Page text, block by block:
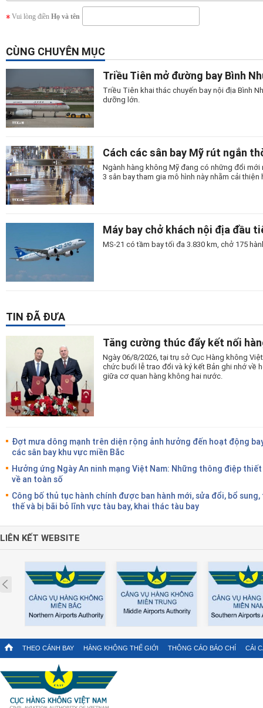
Vui lòng điền Họ và tên
CÙNG CHUYÊN MỤC
Triều Tiên mở đường bay Bình
Triều Tiên khai thác chuyến bay nội địa Bình
dưỡng lớn.
Cách các sân bay Mỹ rút ngắn
Ngành hàng không Mỹ đang có những đổi
3 sân bay tham gia mô hình này nhằm cải thiện
Máy bay chở khách nội địa đầu
MS-21 có tầm bay tối đa 3.830 km, chở 175
TIN ĐÃ ĐƯA
Tăng cường thúc đẩy kết nối
Ngày 06/8/2026, tại trụ sở Cục Hàng không
chức buổi lễ trao đổi và ký kết Bản ghi nhớ về
giữa cơ quan hàng không hai nước.
Đợt mưa dông mạnh trên diện rộng ảnh hưởng đến hoạt động
các sân bay khu vực miền Bắc
Hưởng ứng Ngày An ninh mạng Việt Nam: Những thông điệp
về an toàn số
Công bố thủ tục hành chính được ban hành mới, sửa đổi, bổ sung,
thế và bị bãi bỏ lĩnh vực tàu bay, khai thác tàu bay
LIÊN KẾT WEBSITE
Prev
THEO CÁNH BAY HÀNG KHÔNG THẾ GIỚI THÔNG CÁO BÁO CHÍ CẢI